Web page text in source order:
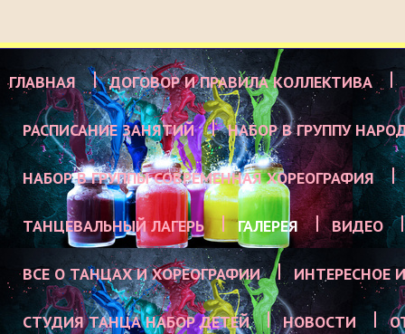
ГЛАВНАЯ ДОГОВОР И ПРАВИЛА КОЛЛЕКТИВА
РАСПИСАНИЕ ЗАНЯТИЙ НАБОР В ГРУППУ
НАБОР В ГРУППЫ СОВРЕМЕННАЯ ХОРЕОГРАФИЯ
ТАНЦЕВАЛЬНЫЙ ЛАГЕРЬ ГАЛЕРЕЯ ВИДЕО
ВСЕ О ТАНЦАХ И ХОРЕОГРАФИИ ИНТЕРЕСНОЕ
СТУДИЯ ТАНЦА НАБОР ДЕТЕЙ НОВОСТИ